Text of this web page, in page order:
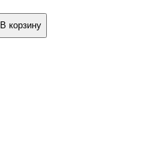
В корзину